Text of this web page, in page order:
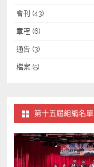
會刊 (43)
章程 (6)
通告 (3)
檔案 (5)
第十五屆組織名單